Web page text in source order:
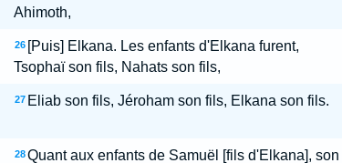
Ahimoth,
26 [Puis] Elkana. Les enfants d'Elkana furent,
Tsophaï son fils, Nahats son fils,
27 Eliab son fils, Jéroham son fils, Elkana son fils.
28 Quant aux enfants de Samuël [fils d'Elkana], son